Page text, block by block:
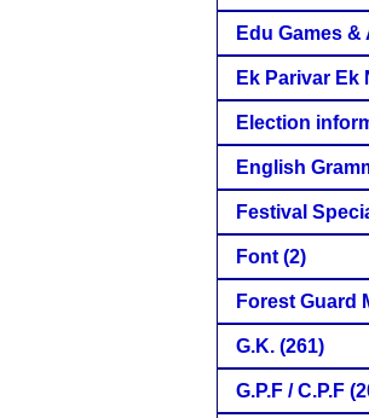
Edu Games &
Ek Parivar Ek
Election
English
Festival
Font (2)
Forest Guard
G.K. (261)
G.P.F / C.P.F